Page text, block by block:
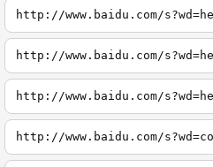
http://www.baidu.com/
http://www.baidu.com/
http://www.baidu.com/
http://www.baidu.com/